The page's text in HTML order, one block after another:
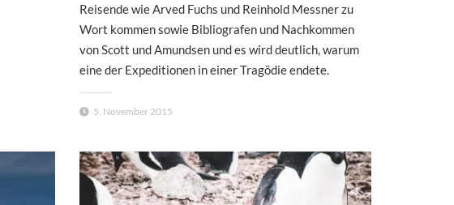
Reisende wie Arved Fuchs und Reinhold Messner zu
Wort kommen sowie Bibliografen und Nachkommen
von Scott und Amundsen und es wird deutlich, warum
eine der Expeditionen in einer Tragödie endete.
5. November 2015